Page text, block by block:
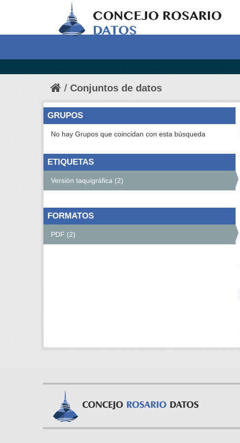
Conjuntos de datos
GRUPOS
No hay Grupos que coincidan con esta búsqueda
ETIQUETAS
Versión taquigráfica (2)
FORMATOS
PDF (2)